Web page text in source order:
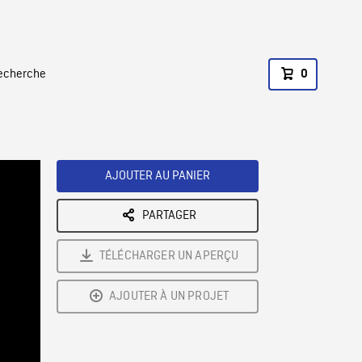
0
AJOUTER AU PANIER
PARTAGER
TÉLÉCHARGER UN APERÇU
AJOUTER À UN PROJET